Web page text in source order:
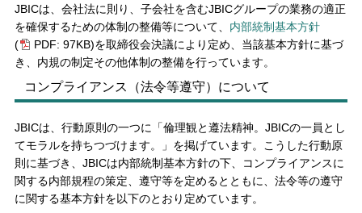
JBICは、会社法に則り、子会社を含むJBICグループの業務の適正
を確保するための体制の整備等について、 内部統制基本方針
(
PDF: 97KB)を取締役会決議により定め、当該基本方針に基づ
き、内規の制定その他体制の整備を行っています。
コンプライアンス（法令等遵守）について
JBICは、行動原則の一つに「倫理観と遵法精神。JBICの一員とし
てモラルを持ちつづけます。」を掲げています。こうした行動原
則に基づき、JBICは内部統制基本方針の下、コンプライアンスに
関する内部規程の策定、遵守等を定めるとともに、法令等の遵守
に関する基本方針を以下のとおり定めています。